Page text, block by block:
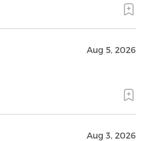
Aug 5, 2026
Aug 3, 2026